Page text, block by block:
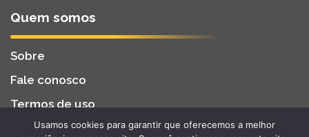
Quem somos
Sobre
Fale conosco
Termos de uso
Desenvolvido por BW2 Tecnologia
Usamos cookies para garantir que oferecemos a melhor